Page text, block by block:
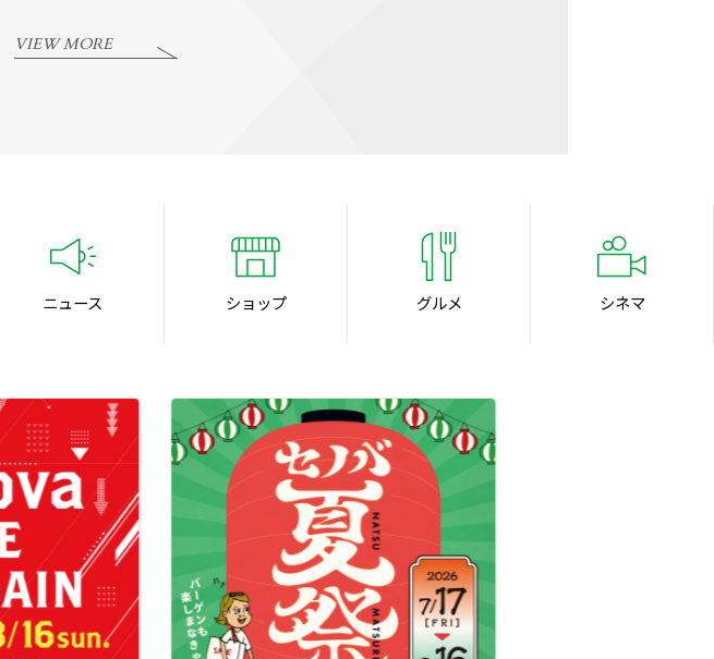
VIEW MORE
ニュース ショップ グルメ シネマ